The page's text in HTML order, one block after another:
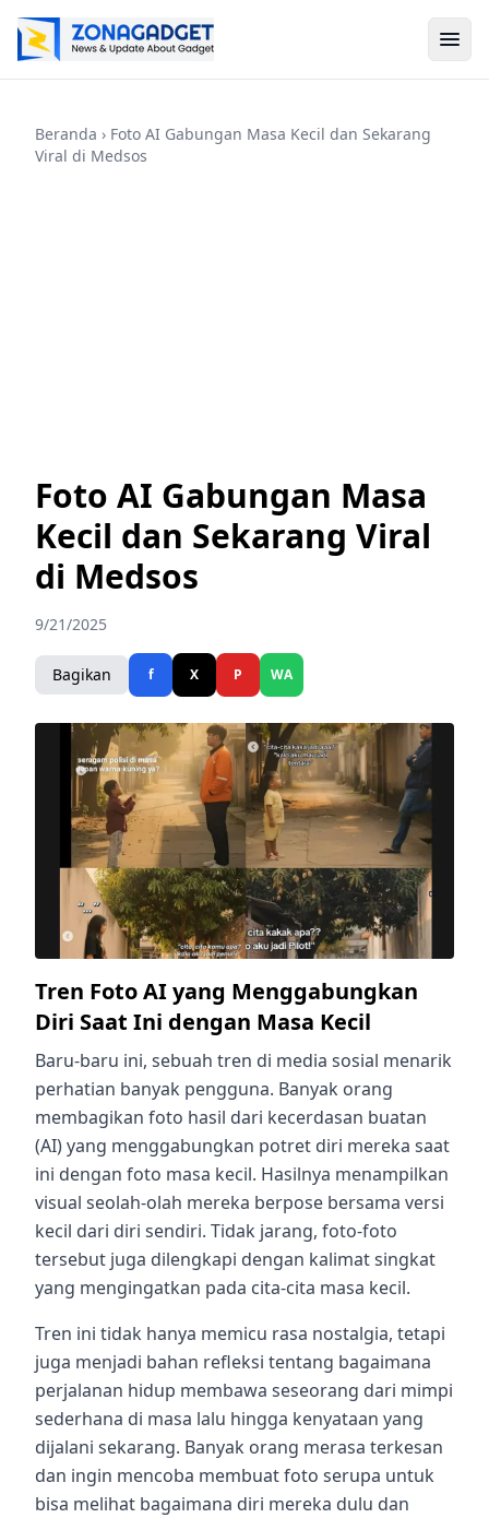
Beranda › Foto AI Gabungan Masa Kecil dan Sekarang
Viral di Medsos
Foto AI Gabungan Masa
Kecil dan Sekarang Viral
di Medsos
9/21/2025
Bagikan f X P WA
Tren Foto AI yang Menggabungkan
Diri Saat Ini dengan Masa Kecil
Baru-baru ini, sebuah tren di media sosial menarik
perhatian banyak pengguna. Banyak orang
membagikan foto hasil dari kecerdasan buatan
(AI) yang menggabungkan potret diri mereka saat
ini dengan foto masa kecil. Hasilnya menampilkan
visual seolah-olah mereka berpose bersama versi
kecil dari diri sendiri. Tidak jarang, foto-foto
tersebut juga dilengkapi dengan kalimat singkat
yang mengingatkan pada cita-cita masa kecil.
Tren ini tidak hanya memicu rasa nostalgia, tetapi
juga menjadi bahan refleksi tentang bagaimana
perjalanan hidup membawa seseorang dari mimpi
sederhana di masa lalu hingga kenyataan yang
dijalani sekarang. Banyak orang merasa terkesan
dan ingin mencoba membuat foto serupa untuk
bisa melihat bagaimana diri mereka dulu dan